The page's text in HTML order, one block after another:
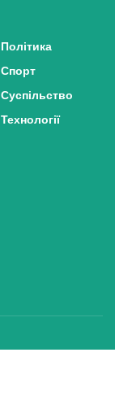
Політика
Спорт
Суспільство
Технології
даних